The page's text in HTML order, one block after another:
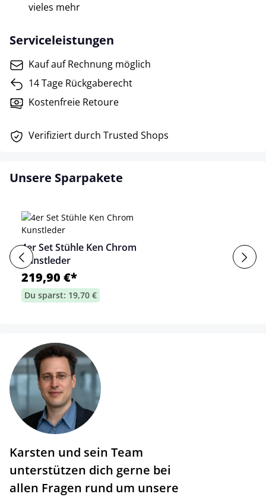
vieles mehr
Serviceleistungen
Kauf auf Rechnung möglich
14 Tage Rückgaberecht
Kostenfreie Retoure
Verifiziert durch Trusted Shops
Unsere Sparpakete
4er Set Stühle Ken Chrom
Kunstleder
219,90 €*
Du sparst: 19,70 €
Karsten und sein Team
unterstützen dich gerne bei
allen Fragen rund um unsere